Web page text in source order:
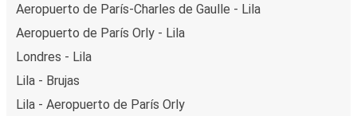
Aeropuerto de París-Charles de Gaulle - Lila
Aeropuerto de París Orly - Lila
Londres - Lila
Lila - Brujas
Lila - Aeropuerto de París Orly